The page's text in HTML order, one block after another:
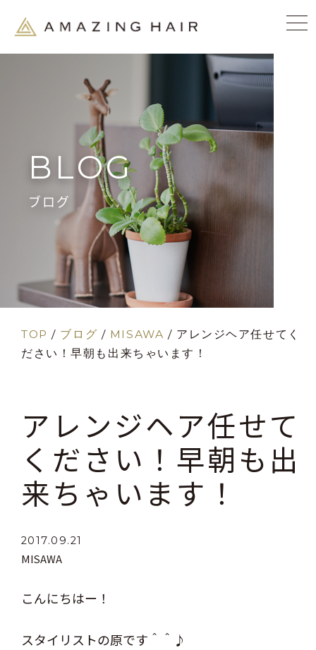
BLOG
ブログ
TOP / ブログ / MISAWA / アレンジヘア任せてく
ださい！早朝も出来ちゃいます！
アレンジヘア任せて
ください！早朝も出
来ちゃいます！
2017.09.21
MISAWA
こんにちはー！
スタイリストの原です＾＾♪